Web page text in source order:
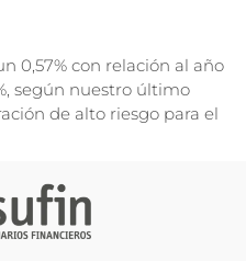
0,57% con relación al año
según nuestro último
de alto riesgo para el